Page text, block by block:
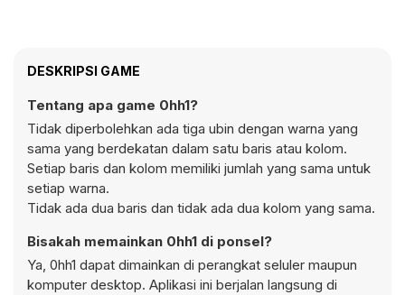
DESKRIPSI GAME
Tentang apa game 0hh1?
Tidak diperbolehkan ada tiga ubin dengan warna yang
sama yang berdekatan dalam satu baris atau kolom.
Setiap baris dan kolom memiliki jumlah yang sama untuk
setiap warna.
Tidak ada dua baris dan tidak ada dua kolom yang sama.
Bisakah memainkan 0hh1 di ponsel?
Ya, 0hh1 dapat dimainkan di perangkat seluler maupun
komputer desktop. Aplikasi ini berjalan langsung di